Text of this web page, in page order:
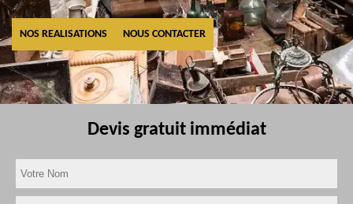
NOS REALISATIONS NOUS CONTACTER
Devis gratuit immédiat